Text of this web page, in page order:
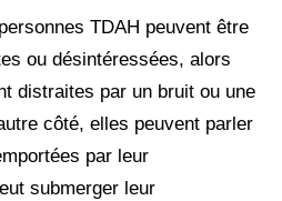
TDAH peuvent être
ou désintéressées, alors
distraites par un bruit ou une
côté, elles peuvent parler
par leur
submerger leur